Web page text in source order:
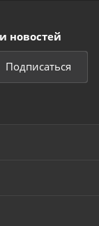
новостей
Подписаться